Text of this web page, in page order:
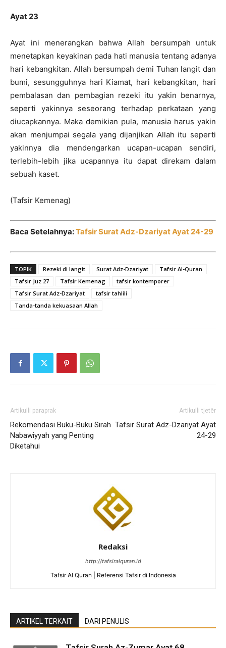
Ayat 23
Ayat ini menerangkan bahwa Allah bersumpah untuk
menetapkan keyakinan pada hati manusia tentang adanya
hari kebangkitan. Allah bersumpah demi Tuhan langit dan
bumi, sesungguhnya hari Kiamat, hari kebangkitan, hari
pembalasan dan pembagian rezeki itu yakin benarnya,
seperti yakinnya seseorang terhadap perkataan yang
diucapkannya. Maka demikian pula, manusia harus yakin
akan menjumpai segala yang dijanjikan Allah itu seperti
yakinnya dia mendengarkan ucapan-ucapan sendiri,
terlebih-lebih jika ucapannya itu dapat direkam dalam
sebuah kaset.
(Tafsir Kemenag)
Baca Setelahnya:Tafsir Surat Adz-Dzariyat Ayat 24-29
TOPIK Rezeki di langit Surat Adz-Dzariyat
Tafsir Al-Quran
Tafsir Juz 27
Tafsir Kemenag
tafsir kontemporer
Tafsir Surat Adz-Dzariyat
tafsir tahlili
Tanda-tanda kekuasaan Allah
Artikulli paraprak
Rekomendasi Buku-Buku Sirah
Nabawiyyah yang Penting
Diketahui
Artikulli tjetër
Tafsir Surat Adz-Dzariyat Ayat
24-29
Redaksi
http://tafsiralquran.id
Tafsir Al Quran | Referensi Tafsir di Indonesia
ARTIKEL TERKAIT DARI PENULIS